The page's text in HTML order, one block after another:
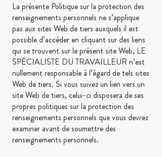
La présente Politique sur la protection des
renseignements personnels ne s’applique
pas aux sites Web de tiers auxquels il est
possible d’accéder en cliquant sur des liens
qui se trouvent sur le présent site Web, LE
SPÉCIALISTE DU TRAVAILLEUR n’est
nullement responsable à l’égard de tels sites
Web de tiers. Si vous suivez un lien vers un
site Web de tiers, celui-ci disposera de ses
propres politiques sur la protection des
renseignements personnels que vous devrez
examiner avant de soumettre des
renseignements personnels.